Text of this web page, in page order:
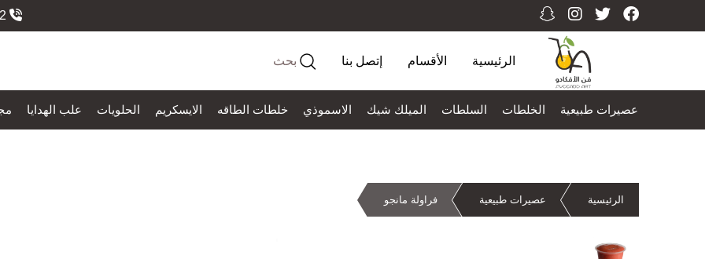
الرئيسية الأقسام إتصل بنا بحث
عصيرات طبيعية الخلطات السلطات الميلك شيك الاسموذي خلطات الطاقه الايسكريم الحلويات علب الهدايا
الرئيسية عصيرات طبيعية فراولة مانجو